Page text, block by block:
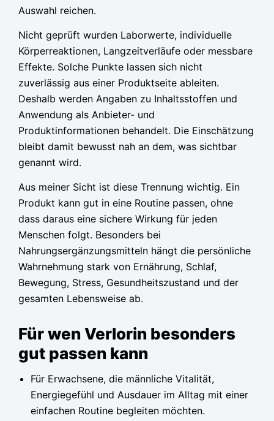
Auswahl reichen.
Nicht geprüft wurden Laborwerte, individuelle
Körperreaktionen, Langzeitverläufe oder messbare
Effekte. Solche Punkte lassen sich nicht
zuverlässig aus einer Produktseite ableiten.
Deshalb werden Angaben zu Inhaltsstoffen und
Anwendung als Anbieter- und
Produktinformationen behandelt. Die Einschätzung
bleibt damit bewusst nah an dem, was sichtbar
genannt wird.
Aus meiner Sicht ist diese Trennung wichtig. Ein
Produkt kann gut in eine Routine passen, ohne
dass daraus eine sichere Wirkung für jeden
Menschen folgt. Besonders bei
Nahrungsergänzungsmitteln hängt die persönliche
Wahrnehmung stark von Ernährung, Schlaf,
Bewegung, Stress, Gesundheitszustand und der
gesamten Lebensweise ab.
Für wen Verlorin besonders
gut passen kann
Für Erwachsene, die männliche Vitalität,
Energiegefühl und Ausdauer im Alltag mit einer
einfachen Routine begleiten möchten.